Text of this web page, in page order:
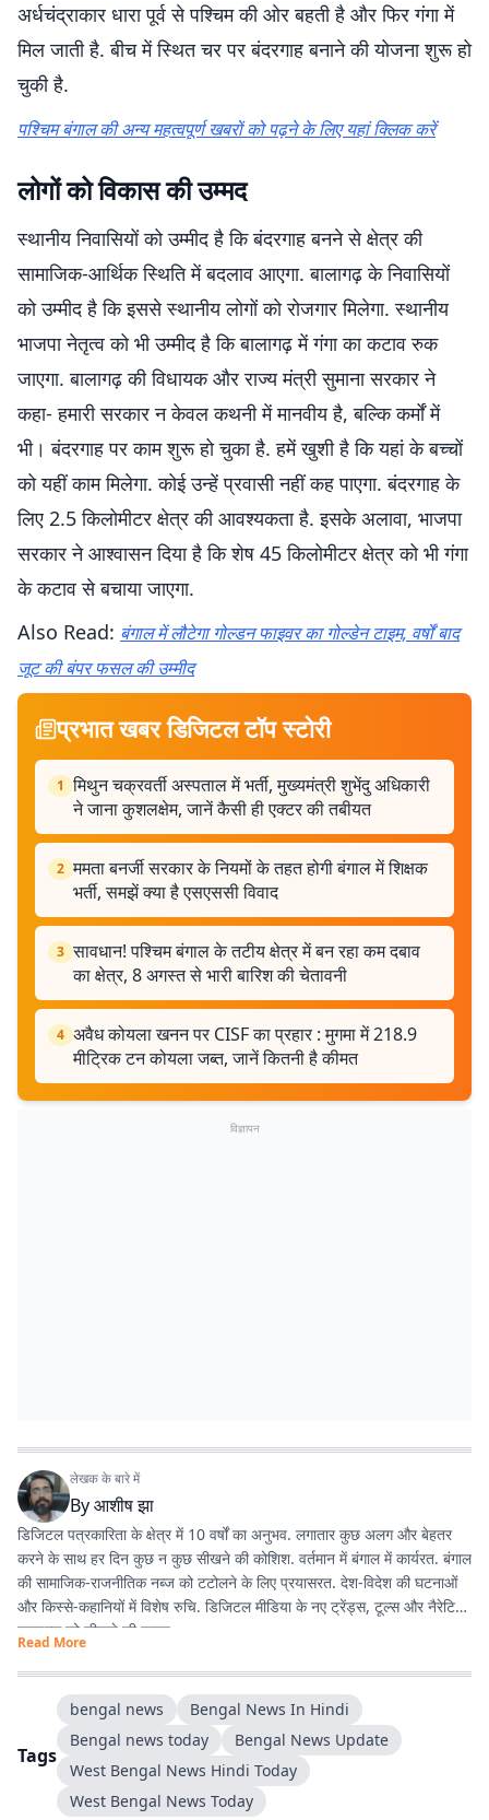
अर्धचंद्राकार धारा पूर्व से पश्चिम की ओर बहती है और फिर गंगा में
मिल जाती है. बीच में स्थित चर पर बंदरगाह बनाने की योजना शुरू हो
चुकी है.
पश्चिम बंगाल की अन्य महत्वपूर्ण खबरों को पढ़ने के लिए यहां क्लिक करें
लोगों को विकास की उम्मद
स्थानीय निवासियों को उम्मीद है कि बंदरगाह बनने से क्षेत्र की
सामाजिक-आर्थिक स्थिति में बदलाव आएगा. बालागढ़ के निवासियों
को उम्मीद है कि इससे स्थानीय लोगों को रोजगार मिलेगा. स्थानीय
भाजपा नेतृत्व को भी उम्मीद है कि बालागढ़ में गंगा का कटाव रुक
जाएगा. बालागढ़ की विधायक और राज्य मंत्री सुमाना सरकार ने
कहा- हमारी सरकार न केवल कथनी में मानवीय है, बल्कि कर्मों में
भी। बंदरगाह पर काम शुरू हो चुका है. हमें खुशी है कि यहां के बच्चों
को यहीं काम मिलेगा. कोई उन्हें प्रवासी नहीं कह पाएगा. बंदरगाह के
लिए 2.5 किलोमीटर क्षेत्र की आवश्यकता है. इसके अलावा, भाजपा
सरकार ने आश्वासन दिया है कि शेष 45 किलोमीटर क्षेत्र को भी गंगा
के कटाव से बचाया जाएगा.
Also Read: बंगाल में लौटेगा गोल्डन फाइवर का गोल्डेन टाइम, वर्षों बाद
जूट की बंपर फसल की उम्मीद
प्रभात खबर डिजिटल टॉप स्टोरी
1 मिथुन चक्रवर्ती अस्पताल में भर्ती, मुख्यमंत्री शुभेंदु अधिकारी
ने जाना कुशलक्षेम, जानें कैसी ही एक्टर की तबीयत
2 ममता बनर्जी सरकार के नियमों के तहत होगी बंगाल में शिक्षक
भर्ती, समझें क्या है एसएससी विवाद
3 सावधान! पश्चिम बंगाल के तटीय क्षेत्र में बन रहा कम दबाव
का क्षेत्र, 8 अगस्त से भारी बारिश की चेतावनी
4 अवैध कोयला खनन पर CISF का प्रहार : मुगमा में 218.9
मीट्रिक टन कोयला जब्त, जानें कितनी है कीमत
विज्ञापन
लेखक के बारे में
Byआशीष झा
डिजिटल पत्रकारिता के क्षेत्र में 10 वर्षों का अनुभव. लगातार कुछ अलग और बेहतर
करने के साथ हर दिन कुछ न कुछ सीखने की कोशिश. वर्तमान में बंगाल में कार्यरत. बंगाल
की सामाजिक-राजनीतिक नब्ज को टटोलने के लिए प्रयासरत. देश-विदेश की घटनाओं
और किस्से-कहानियों में विशेष रुचि. डिजिटल मीडिया के नए ट्रेंड्स, टूल्स और नैरेटिव
स्टाइल्स को सीखने की चाहत.
Read More
Tags
bengal news
Bengal News In Hindi
Bengal news today
Bengal News Update
West Bengal News Hindi Today
West Bengal News Today